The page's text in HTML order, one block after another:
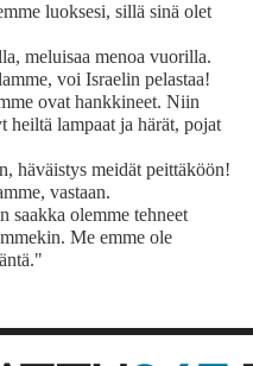
luoksesi, sillä sinä olet
meluisaa menoa vuorilla.
voi Israelin pelastaa!
ovat hankkineet. Niin
heiltä lampaat ja härät, pojat
häväistys meidät peittäköön!
vastaan.
saakka olemme tehneet
Me emme ole